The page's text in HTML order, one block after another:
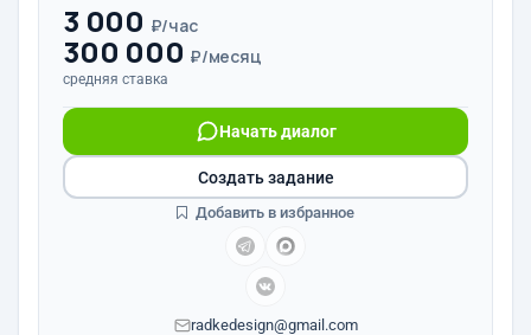
3 000 ₽/час
300 000 ₽/месяц
средняя ставка
Начать диалог
radkedesign@gmail.com
Создать задание
Добавить в избранное